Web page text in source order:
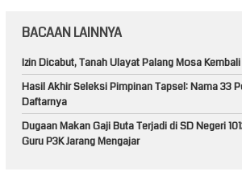
BACAAN LAINNYA
Izin Dicabut, Tanah Ulayat Palang Mosa
Hasil Akhir Seleksi Pimpinan Tapsel: Nama 33
Daftarnya
Dugaan Makan Gaji Buta Terjadi di SD Negeri
Guru P3K Jarang Mengajar